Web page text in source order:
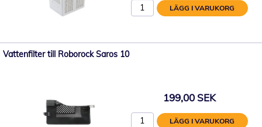
LÄGG I VARUKORG
Vattenfilter till Roborock Saros 10
199,00 SEK
LÄGG I VARUKORG